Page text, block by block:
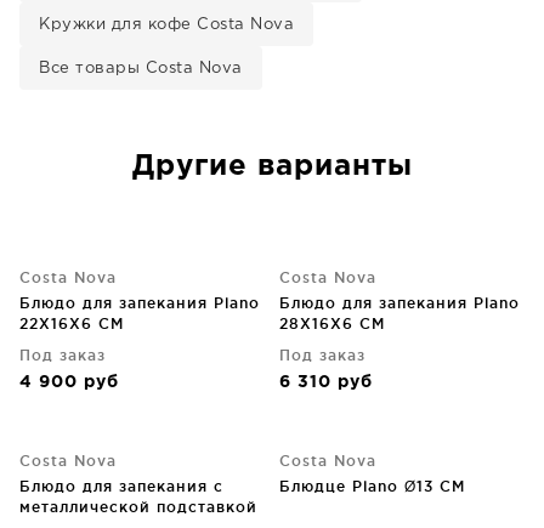
Кружки для кофе Costa Nova
Все товары Costa Nova
Другие варианты
Costa Nova
Блюдо для запекания Plano
22X16X6 CM
Под заказ
4 900 руб
Costa Nova
Блюдо для запекания Plano
28X16X6 CM
Под заказ
6 310 руб
Costa Nova
Блюдо для запекания с
металлической подставкой
Costa Nova
Блюдце Plano Ø13 CM